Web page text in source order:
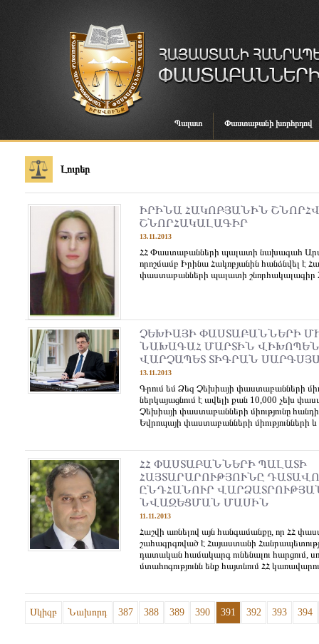
Պալատ Փաստաբանի խորհրդով
Լուրեր
ԻՐԻՆԱ ՀԱԿՈԲՅԱՆԻՆ
ՇՆՈՐՀԱԿԱԼԱԳԻՐ
13.11.2013
ՀՀ Փաստաբանների պալատի նախագահ
որոշմամբ Իրինա Հակոբյանին հանձնվել է
փաստաբանների պալատի շնորհակալագիր
ՉԵԽԻԱՅԻ ՓԱՍՏԱԲԱՆՆԵՐԻ
ՆԱԽԱԳԱՀ ՄԱՐՏԻՆ
ՎԱՐՉԱՊԵՏ ՏԻԳՐԱՆ
13.11.2013
Գրում եմ Ձեզ Չեխիայի փաստաբանների
ներկայացնում է ավելի քան 10,000 չեխ
Չեխիայի փաստաբանների միությունը
Եվրոպայի փաստաբանների միությունների
ՀՀ ՓԱՍՏԱԲԱՆՆԵՐԻ ՊԱԼԱՏԻ
ՀԱՅՏԱՐԱՐՈՒԹՅՈՒՆԸ
ԸՆԴՀԱՆՈՒՐ
ՆՎԱԶԵՑՄԱՆ ՄԱՍԻՆ
11.11.2013
Հաշվի առնելով այն հանգամանքը, որ ՀՀ
շահագրգռված է Հայաստանի
դատական համակարգ ունենալու հարցում,
մտահոգությունն ենք հայտնում ՀՀ
Սկիզբ Նախորդ 387 388 389 390 391 392 393 394